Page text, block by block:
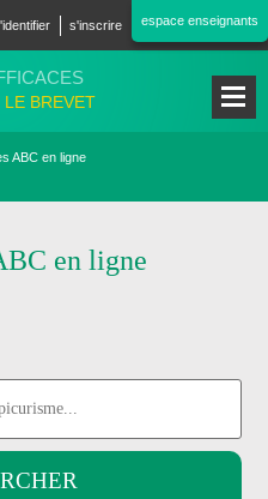
s'inscrire espace enseignants
LE BREVET
ABC en ligne
en ligne